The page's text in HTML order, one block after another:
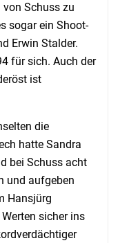
Schuss zu
sogar ein Shoot-
Erwin Stalder.
für sich. Auch der
ist
die
hatte Sandra
bei Schuss acht
und aufgeben
Hansjürg
sicher ins